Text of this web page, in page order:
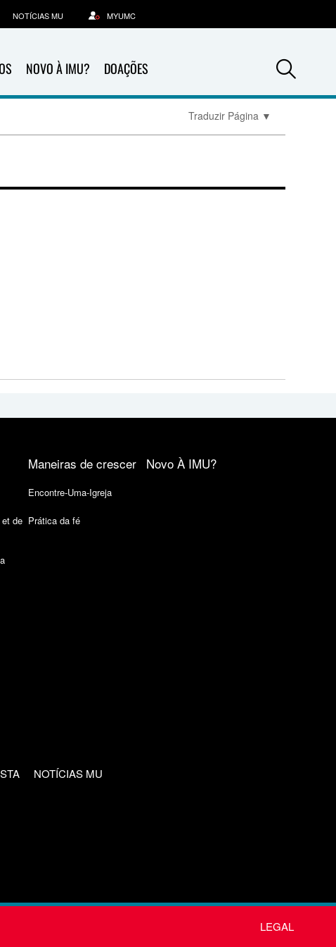
NOVO À IMU? DOAÇÕES
NOTÍCIAS MU MYUMC
Traduzir Página ▼
de
Maneiras de crescer
Encontre-Uma-Igreja
Prática da fé
Novo À IMU?
NOTÍCIAS MU
LEGAL